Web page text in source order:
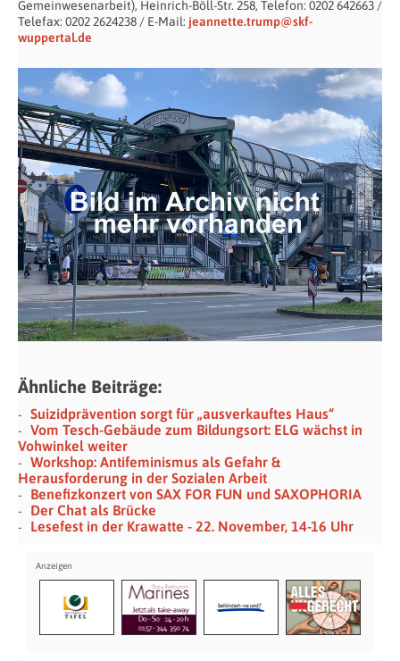
Gemeinwesenarbeit), Heinrich-Böll-Str. 258, Telefon: 0202 642663 /
Telefax: 0202 2624238 / E-Mail: jeannette.trump@skf-
wuppertal.de
Ähnliche Beiträge:
Suizidprävention sorgt für „ausverkauftes Haus“
Vom Tesch-Gebäude zum Bildungsort: ELG wächst in
Vohwinkel weiter
Workshop: Antifeminismus als Gefahr &
Herausforderung in der Sozialen Arbeit
Benefizkonzert von SAX FOR FUN und SAXOPHORIA
Der Chat als Brücke
Lesefest in der Krawatte - 22. November, 14-16 Uhr